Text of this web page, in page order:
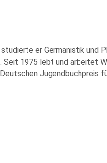
er Germanistik und
Seit 1975 lebt und arbeitet
Jugendbuchpreis